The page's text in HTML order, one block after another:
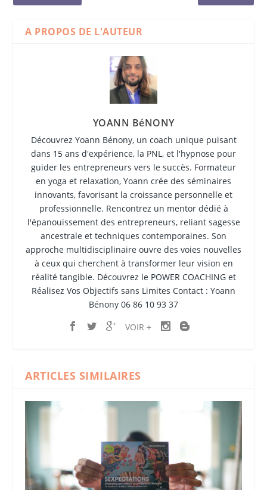
A PROPOS DE L'AUTEUR
YOANN BéNONY
Découvrez Yoann Bénony, un coach unique puisant
dans 15 ans d'expérience, la PNL, et l'hypnose pour
guider les entrepreneurs vers le succès. Formateur
en yoga et relaxation, Yoann crée des séminaires
innovants, favorisant la croissance personnelle et
professionnelle. Rencontrez un mentor dédié à
l'épanouissement des entrepreneurs, reliant sagesse
ancestrale et techniques contemporaines. Son
approche multidisciplinaire ouvre des voies nouvelles
à ceux qui cherchent à transformer leur vision en
réalité tangible. Découvrez le POWER COACHING et
Réalisez Vos Objectifs sans Limites Contact : Yoann
Bénony 06 86 10 93 37
VOIR +
ARTICLES SIMILAIRES